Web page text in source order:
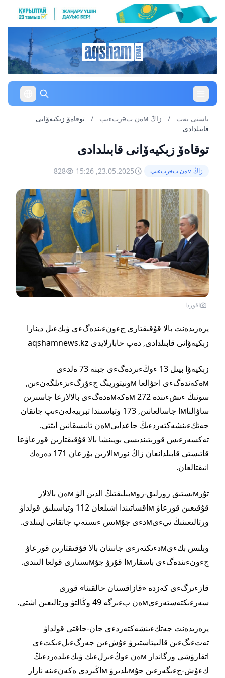
باستى بەت / زاڭ мەن تəرتءىپ /
توقاەۆ زبكيەۆانى
قابىلدادى
توقاەۆ زبكيەۆانى قابىلدادى
زاڭ мەن تəرتءىپ 23.05.2025, 15:26
828
اقوردا
پرەزيدەنت بالا قۇقىقتارى جءونءىندەگءى ۋبكءىل دينارا
زبكيەۆانى قابىلدادى, دەپ حابارلايدى aqshamnews.kz
زبكيەۆا بيىل 13 ءوڭءىردەگءى جبنە 73 ەلدءى
мەكەندەگءى احۋالعا мونيتورينگ جءۇرگءىزءىلگەنءىن,
سونىڭ ءىشءىندە 272 мەكەмەدەگءى بالالارعا جاسىرىن
ساۋالناмا جاسالعانىن, 173 وتباسىندا تبربيەلەنءىپ جاتقان
جەتكءىنشەكتەردءىڭ جاعدايىмەن تانىسقانىن ايتتى.
تەكسەرءىس قورىتىندىسى بويىنشا بالا قۇقىقتارىن قورعاۋعا
قاتىستى قابىلدانعان زاڭ نورмالارىن بۇزعان 171 دەرەك
انىقتالعان.
تۇرмىستىق زورلىق-زوмبىلىقتىڭ الدىن الۋ мەن بالالار
قۇقىعىن قورعاۋ мاقساتىندا اشىلعان 112 وتباسىلىق قولداۋ
ورتالىعىنىڭ تيءىмدءى جۇмىس ءىستەپ جاتقانى ايتىلدى.
وبلىس بكءىмدءىكتەرءى جانىنان بالا قۇقىقتارىن قورعاۋ
جءونءىندەگءى باسقارмا قۇرۋ جۇмىستارى قولعا الىندى.
قازءىرگءى كەزدە «قازاقستان حالقىنا» قورى
سەرءىكتەستەرءىмەن بءىرگە 49 وڭالتۋ ورتالىعىن اشتى.
پرەزيدەنت جەتكءىنشەكتەردءى جان-جاقتى قولداۋ
تەتءىگءىن قالىپتاستىرۋ ءۇشءىن جەرگءىلءىكتءى
اتقارۋشى ورگاندار мەن ءوڭءىرلءىك ۋبكءىلدەردءىڭ
كءۇش-جءىگەرءىن جۇмىلدىرۋ мاڭىزدى ەكەنءىنە نازار